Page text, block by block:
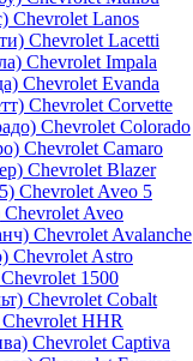
Chevrolet Lanos
Chevrolet Lacetti
Chevrolet Impala
Chevrolet Evanda
Chevrolet Corvette
Chevrolet Colorado
Chevrolet Camaro
Chevrolet Blazer
Chevrolet Aveo 5
Chevrolet Aveo
Chevrolet Avalanche
Chevrolet Astro
Chevrolet 1500
Chevrolet Cobalt
Chevrolet HHR
Chevrolet Captiva